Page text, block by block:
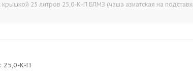
крышкой 25 литров 25,0-К-П БЛМЗ (чаша азиатская на
25,0-К-П